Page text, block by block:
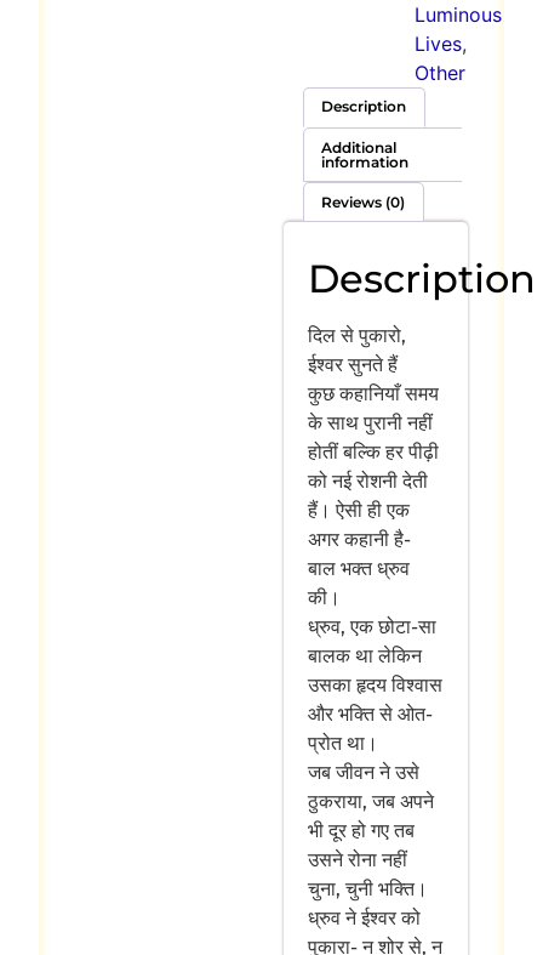
Luminous
Lives,
Other
Description
Additional
information
Reviews (0)
Description
दिल से पुकारो,
ईश्वर सुनते हैं
कुछ कहानियाँ समय
के साथ पुरानी नहीं
होतीं बल्कि हर पीढ़ी
को नई रोशनी देती
हैं। ऐसी ही एक
अगर कहानी है-
बाल भक्त ध्रुव
की।
ध्रुव, एक छोटा-सा
बालक था लेकिन
उसका हृदय विश्वास
और भक्ति से ओत-
प्रोत था।
जब जीवन ने उसे
ठुकराया, जब अपने
भी दूर हो गए तब
उसने रोना नहीं
चुना, चुनी भक्ति।
ध्रुव ने ईश्वर को
पुकारा- न शोर से, न